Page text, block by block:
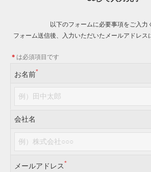
以下のフォームに必要事項をご入力
フォーム送信後、入力いただいたメールアドレス
＊ は必須項目です
お名前*
会社名
メールアドレス*